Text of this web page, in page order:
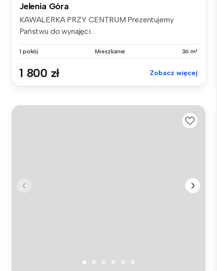
Jelenia Góra
KAWALERKA PRZY CENTRUM Prezentujemy
Państwu do wynajęci...
1 pokój Mieszkanie 36 m²
1 800 zł Zobacz więcej